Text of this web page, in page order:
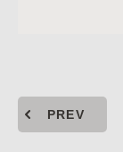
PREV